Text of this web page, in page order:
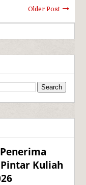
Older Post
Kuliah